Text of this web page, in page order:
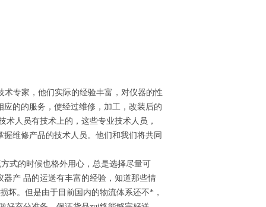
专家，他们实际的经验丰富，对仪器的性
的的服务，使经过维修，加工，改装后的
术人员有技术上的，这些专业技术人员，
维修产品的技术人员。他们和我们将共同
式的时候也格外用心，总是选择尽量可
产 品的运送有丰富的经验，知道那些情
坏。但是由于目前国内的物流体系还不*，